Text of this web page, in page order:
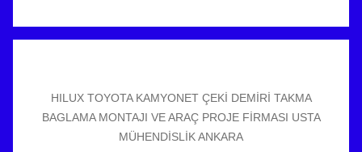
HILUX TOYOTA KAMYONET ÇEKİ DEMİRİ TAKMA
BAGLAMA MONTAJI VE ARAÇ PROJE FİRMASI USTA
MÜHENDİSLİK ANKARA